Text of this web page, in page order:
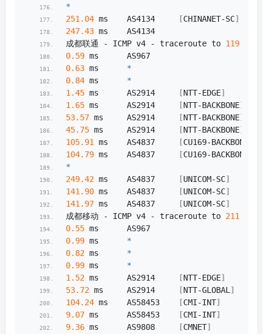
*
251.04 ms    AS4134 [CHINANET-SC]
247.43 ms    AS4134                        中
成都联通 - ICMP v4 - traceroute to 119.6
0.59 ms      AS967                         中
0.63 ms *
0.84 ms *
1.45 ms      AS2914 [NTT-EDGE]
1.65 ms      AS2914 [NTT-BACKBONE]
53.57 ms     AS2914 [NTT-BACKBONE]
45.75 ms     AS2914 [NTT-BACKBONE]
105.91
ms    AS4837 [CU169-BACKBONE
104.79 ms    AS4837 [CU169-BACKBONE
*
249.42 ms    AS4837 [UNICOM-SC]
141.90 ms    AS4837 [UNICOM-SC]
141.97 ms    AS4837 [UNICOM-SC]
成都移动 - ICMP v4 - traceroute to 211.137
0.55 ms      AS967                         中
0.99 ms *
0.82 ms *
0.99 ms *
1.52 ms      AS2914 [NTT-EDGE]
53.72 ms     AS2914 [NTT-GLOBAL ]
104.24 ms    AS58453 [CMI-INT]
9.07 ms      AS58453 [CMI-INT]
9.36 ms      AS9808 [CMNET]